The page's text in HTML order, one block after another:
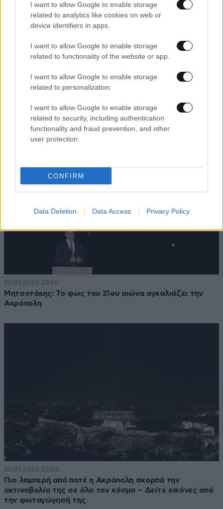
I want to allow Google to enable storage
related to analytics like cookies on web or
device identifiers in apps.
I want to allow Google to enable storage
related to functionality of the website or app.
I want to allow Google to enable storage
related to personalization.
I want to allow Google to enable storage
related to security, including authentication
functionality and fraud prevention, and other
user protection.
CONFIRM
Data Deletion Data Access Privacy Policy
Χανιά: Το διαφορετικό… διαδικτυακό άναμμα του
χριστουγεννιάτικου δέντρου
30·09·2020 20:56
Μητσοτάκης: Το φως του 21ου αιώνα αγκαλιάζει την
Ακρόπολη
30·09·2020 20:06
Πιο λαμπερή από ποτέ η Ακρόπολη σκορπά την
ακτινοβολία της σε όλο τον κόσμο – Δείτε εικόνες από
την φωταγώγησή της